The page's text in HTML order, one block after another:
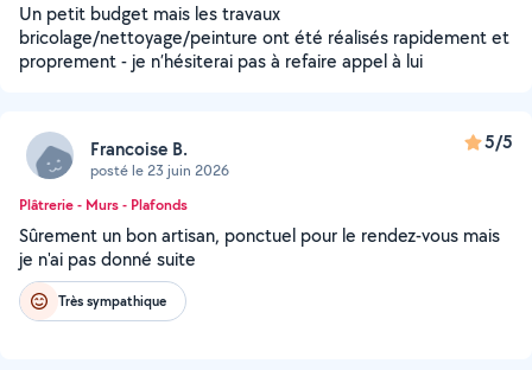
Un petit budget mais les travaux
bricolage/nettoyage/peinture ont été réalisés rapidement et
proprement - je n’hésiterai pas à refaire appel à lui
Francoise B.
posté le 23 juin 2026
5/5
Plâtrerie - Murs - Plafonds
Sûrement un bon artisan, ponctuel pour le rendez-vous mais
je n'ai pas donné suite
Très sympathique